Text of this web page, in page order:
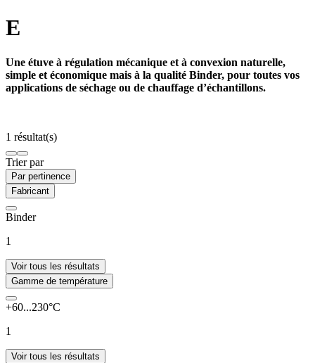
E
Une étuve à régulation mécanique et à convexion naturelle,
simple et économique mais à la qualité Binder, pour toutes vos
applications de séchage ou de chauffage d’échantillons.
1 résultat(s)
Trier par
Par pertinence
Fabricant
Binder
1
Voir tous les résultats
Gamme de température
+60...230°C
1
Voir tous les résultats